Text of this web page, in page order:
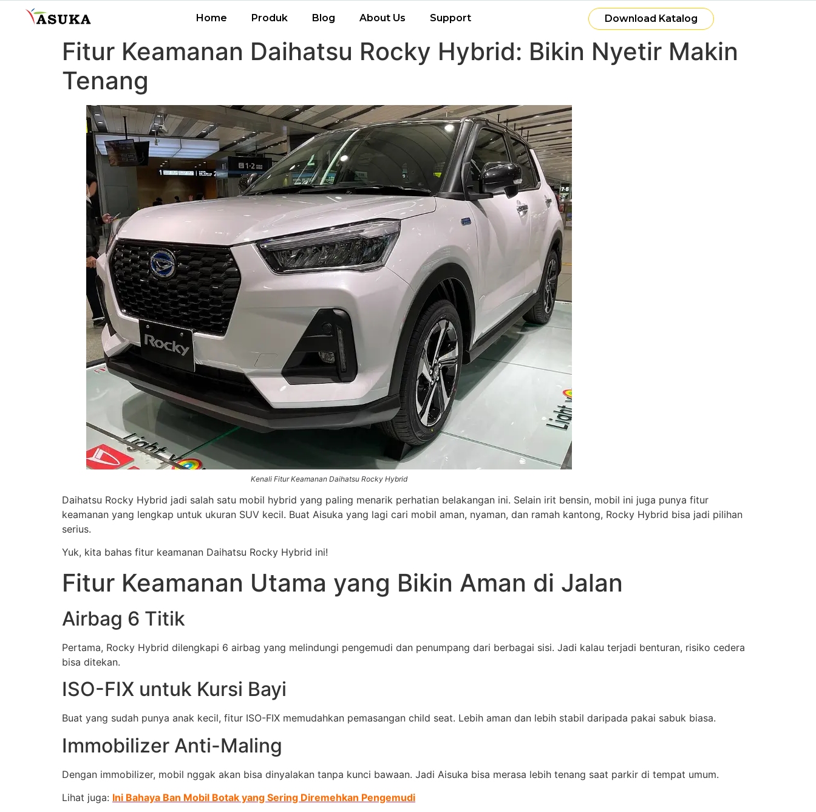
Home Produk Blog About Us Support Download Katalog
Fitur Keamanan Daihatsu Rocky Hybrid: Bikin Nyetir Makin
Tenang
Kenali Fitur Keamanan Daihatsu Rocky Hybrid
Daihatsu Rocky Hybrid jadi salah satu mobil hybrid yang paling menarik perhatian belakangan ini. Selain irit bensin, mobil ini juga punya fitur
keamanan yang lengkap untuk ukuran SUV kecil. Buat Aisuka yang lagi cari mobil aman, nyaman, dan ramah kantong, Rocky Hybrid bisa jadi pilihan
serius.
Yuk, kita bahas fitur keamanan Daihatsu Rocky Hybrid ini!
Fitur Keamanan Utama yang Bikin Aman di Jalan
Airbag 6 Titik
Pertama, Rocky Hybrid dilengkapi 6 airbag yang melindungi pengemudi dan penumpang dari berbagai sisi. Jadi kalau terjadi benturan, risiko cedera
bisa ditekan.
ISO-FIX untuk Kursi Bayi
Buat yang sudah punya anak kecil, fitur ISO-FIX memudahkan pemasangan child seat. Lebih aman dan lebih stabil daripada pakai sabuk biasa.
Immobilizer Anti-Maling
Dengan immobilizer, mobil nggak akan bisa dinyalakan tanpa kunci bawaan. Jadi Aisuka bisa merasa lebih tenang saat parkir di tempat umum.
Lihat juga: Ini Bahaya Ban Mobil Botak yang Sering Diremehkan Pengemudi